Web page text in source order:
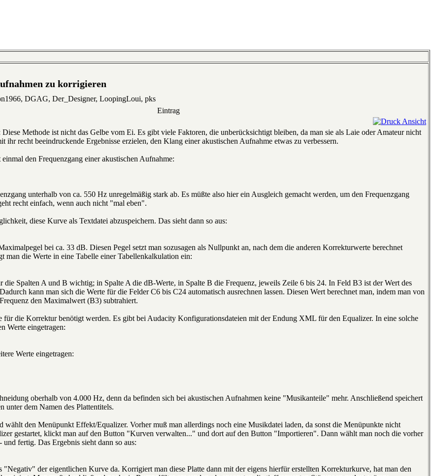
zu korrigieren
DGAG, Der_Designer, LoopingLoui, pks
Eintrag
Methode ist nicht das Gelbe vom Ei. Es gibt viele Faktoren, die unberücksichtigt bleiben, da man sie als Laie oder Amateur nicht
ihr recht beeindruckende Ergebnisse erzielen, den Klang einer akustischen Aufnahme etwas zu verbessern.
den Frequenzgang einer akustischen Aufnahme:
unterhalb von ca. 550 Hz unregelmäßig stark ab. Es müßte also hier ein Ausgleich gemacht werden, um den Frequenzgang
recht einfach, wenn auch nicht "mal eben".
diese Kurve als Textdatei abzuspeichern. Das sieht dann so aus:
bei ca. 33 dB. Diesen Pegel setzt man sozusagen als Nullpunkt an, nach dem die anderen Korrekturwerte berechnet
man die Werte in eine Tabelle einer Tabellenkalkulation ein:
die Spalten A und B wichtig; in Spalte A die dB-Werte, in Spalte B die Frequenz, jeweils Zeile 6 bis 24. In Feld B3 ist der Wert des
kann man sich die Werte für die Felder C6 bis C24 automatisch ausrechnen lassen. Diesen Wert berechnet man, indem man von
den Maximalwert (B3) subtrahiert.
für die Korrektur benötigt werden. Es gibt bei Audacity Konfigurationsdateien mit der Endung XML für den Equalizer. In eine solche
Werte eingetragen:
Werte eingetragen:
oberhalb von 4.000 Hz, denn da befinden sich bei akustischen Aufnahmen keine "Musikanteile" mehr. Anschließend speichert
unter dem Namen des Plattentitels.
wählt den Menüpunkt Effekt/Equalizer. Vorher muß man allerdings noch eine Musikdatei laden, da sonst die Menüpunkte nicht
gestartet, klickt man auf den Button "Kurven verwalten..." und dort auf den Button "Importieren". Dann wählt man noch die vorher
fertig. Das Ergebnis sieht dann so aus:
"Negativ" der eigentlichen Kurve da. Korrigiert man diese Platte dann mit der eigens hierfür erstellten Korrekturkurve, hat man den